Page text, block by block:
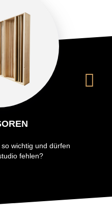
wichtig und dürfen
fehlen?